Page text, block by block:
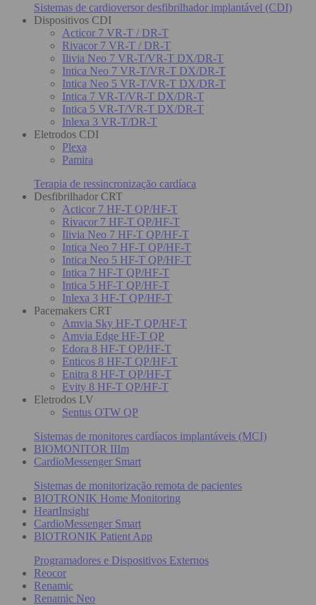
Sistemas de cardioversor desfibrilhador implantável (CDI)
Dispositivos CDI
Acticor 7 VR-T / DR-T
Rivacor 7 VR-T / DR-T
Ilivia Neo 7 VR-T/VR-T DX/DR-T
Intica Neo 7 VR-T/VR-T DX/DR-T
Intica Neo 5 VR-T/VR-T DX/DR-T
Intica 7 VR-T/VR-T DX/DR-T
Intica 5 VR-T/VR-T DX/DR-T
Inlexa 3 VR-T/DR-T
Eletrodos CDI
Plexa
Pamira
Terapia de ressincronização cardíaca
Desfibrilhador CRT
Acticor 7 HF-T QP/HF-T
Rivacor 7 HF-T QP/HF-T
Ilivia Neo 7 HF-T QP/HF-T
Intica Neo 7 HF-T QP/HF-T
Intica Neo 5 HF-T QP/HF-T
Intica 7 HF-T QP/HF-T
Intica 5 HF-T QP/HF-T
Inlexa 3 HF-T QP/HF-T
Pacemakers CRT
Amvia Sky HF-T QP/HF-T
Amvia Edge HF-T QP
Edora 8 HF-T QP/HF-T
Enticos 8 HF-T QP/HF-T
Enitra 8 HF-T QP/HF-T
Evity 8 HF-T QP/HF-T
Eletrodos LV
Sentus OTW QP
Sistemas de monitores cardíacos implantáveis (MCI)
BIOMONITOR IIIm
CardioMessenger Smart
Sistemas de monitorização remota de pacientes
BIOTRONIK Home Monitoring
HeartInsight
CardioMessenger Smart
BIOTRONIK Patient App
Programadores e Dispositivos Externos
Reocor
Renamic
Renamic Neo